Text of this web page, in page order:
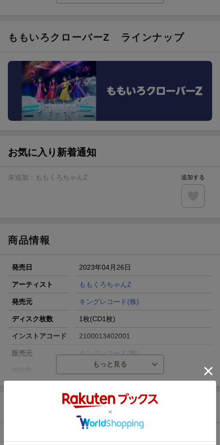
が当たる
【楽天24】日用品の楽天24と楽天ブックス買いまわりでク
ーポン★
【楽天市場】対象のUlike製品ご購入で2,000ポイント！
ももいろクローバーZ ラインナップ
お気に入り新着通知
未追加： ももくろちゃんZ 追加する
商品情報
発売日 2023年04月26日
アーティスト ももくろちゃんZ
発売元 キングレコード(株)
ディスク枚数 1枚(CD1枚)
インストアコード 2100013402001
販売元 キングレコード(株)
KICM-2134
PUI PUI HA TOMARANAI